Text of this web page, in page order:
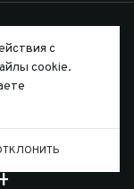
с
cookie.